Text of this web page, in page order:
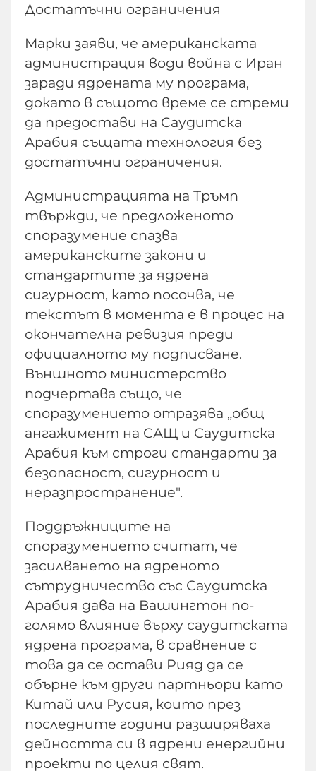
Достатъчни ограничения
Марки заяви, че американската
администрация води война с Иран
заради ядрената му програма,
докато в същото време се стреми
да предостави на Саудитска
Арабия същата технология без
достатъчни ограничения.
Администрацията на Тръмп
твържди, че предложеното
споразумение спазва
американските закони и
стандартите за ядрена
сигурност, като посочва, че
текстът в момента е в процес на
окончателна ревизия преди
официалното му подписване.
Външното министерство
подчертава също, че
споразумението отразява „общ
ангажимент на САЩ и Саудитска
Арабия към строги стандарти за
безопасност, сигурност и
неразпространение".
Поддръжниците на
споразумението считат, че
засилването на ядреното
сътрудничество със Саудитска
Арабия дава на Вашингтон по-
голямо влияние върху саудитската
ядрена програма, в сравнение с
това да се остави Рияд да се
обърне към други партньори като
Китай или Русия, които през
последните години разширяваха
дейността си в ядрени енергийни
проекти по целия свят.